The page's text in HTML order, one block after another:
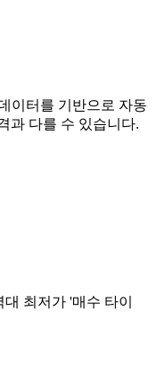
이터를 기반으로 자동
과 다를 수 있습니다.
최저가 '매수 타이